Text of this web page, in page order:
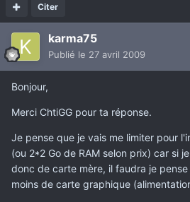
Citer
karma75
Publié le 27 avril 2009
Bonjour,
Merci ChtiGG pour ta réponse.
Je pense que je vais me limiter pour
(ou 2*2 Go de RAM selon prix) car si
donc de carte mère, il faudra je
moins de carte graphique